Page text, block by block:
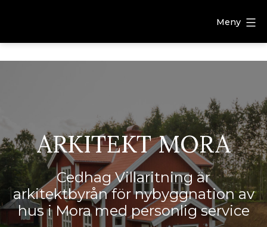
Meny
ARKITEKT MORA
Cedhag Villaritning är
arkitektbyrån för nybyggnation av
hus i Mora med personlig service